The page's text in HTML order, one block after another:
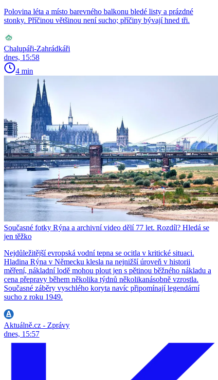
Polovina léta a místo barevného balkonu bledé listy a prázdné
stonky. Příčinou většinou není sucho; příčiny bývají hned tři.
Chalupáři-Zahrádkáři
dnes, 15:58
4 min
Současné fotky Rýna a archivní video dělí 77 let. Rozdíl? Hledá se
jen těžko
Nejdůležitější evropská vodní tepna se ocitla v kritické situaci.
Hladina Rýna v Německu klesla na nejnižší úroveň v historii
měření, nákladní lodě mohou plout jen s pětinou běžného nákladu a
cena přepravy během několika týdnů několikanásobně vzrostla.
Současné záběry vyschlého koryta navíc připomínají legendární
sucho z roku 1949.
Aktuálně.cz - Zprávy
dnes, 15:57